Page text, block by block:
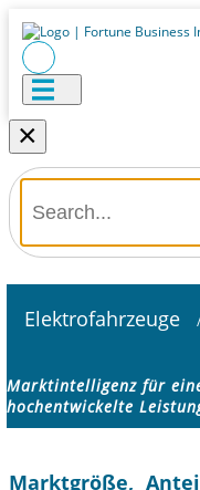
×
Elektrofahrzeuge
Marktintelligenz für
hochentwickelte
Marktgröße,